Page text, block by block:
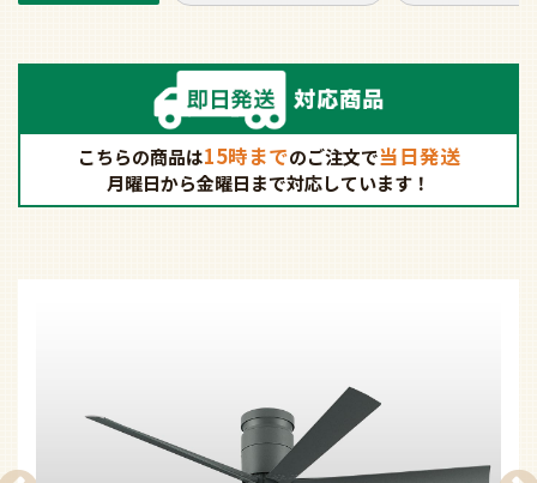
こちらの商品は15時までのご注文で当日発送
月曜日から金曜日まで対応しています！